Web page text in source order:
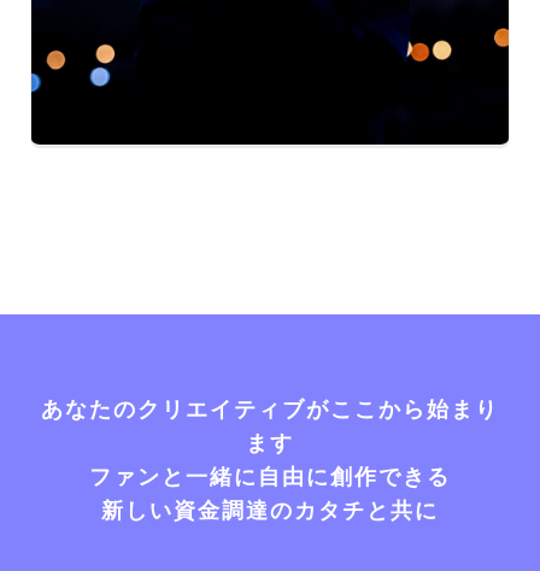
あなたのクリエイティブがここから始まり
ます
ファンと一緒に自由に創作できる
新しい資金調達のカタチと共に